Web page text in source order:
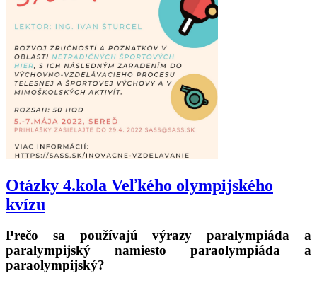
Otázky 4.kola Veľkého olympijského
kvízu
Prečo sa používajú výrazy paralympiáda a
paralympijský namiesto paraolympiáda a
paraolympijský?